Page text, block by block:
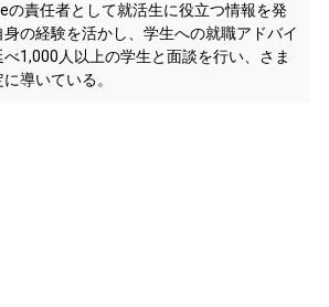
の責任者として就活生に役立つ情報を発
の経験を活かし、学生への就職アドバイ
1,000人以上の学生と面談を行い、さま
導いている。